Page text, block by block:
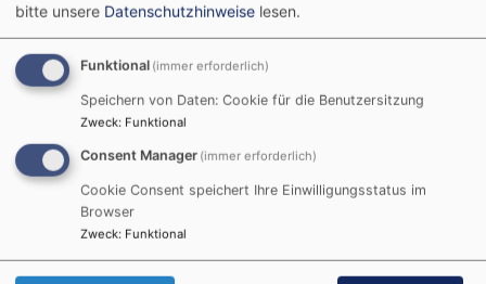
DIAKONIE & BERATUNG
Das Dekanat steht an Ihrer Seite: Als wichtiger Pfeiler
bitte unsere Datenschutzhinweise lesen.
Funktional (immer erforderlich)
Speichern von Daten: Cookie für die Benutzersitzung
Zweck: Funktional
Consent Manager (immer erforderlich)
Cookie Consent speichert Ihre Einwilligungsstatus im
Browser
Zweck: Funktional